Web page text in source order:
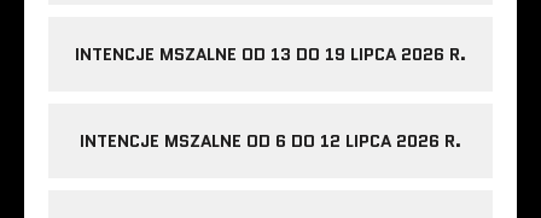
INTENCJE MSZALNE OD 13 DO 19 LIPCA 2026 R.
INTENCJE MSZALNE OD 6 DO 12 LIPCA 2026 R.